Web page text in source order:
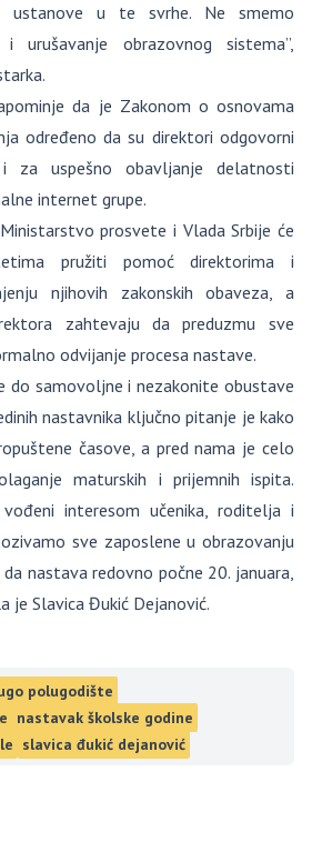
ustanove u te svrhe. Ne smemo
urušavanje obrazovnog sistema”,
da je Zakonom o osnovama
određeno da su direktori odgovorni
za uspešno obavljanje delatnosti
internet grupe.
prosvete i Vlada Srbije će
pružiti pomoć direktorima i
njihovih zakonskih obaveza, a
zahtevaju da preduzmu sve
odvijanje procesa nastave.
do samovoljne i nezakonite obustave
nastavnika ključno pitanje je kako
časove, a pred nama je celo
maturskih i prijemnih ispita.
interesom učenika, roditelja i
sve zaposlene u obrazovanju
nastava redovno počne 20. januara,
je Slavica Đukić Dejanović.
polugodište
nastavak školske godine
slavica đukić dejanović